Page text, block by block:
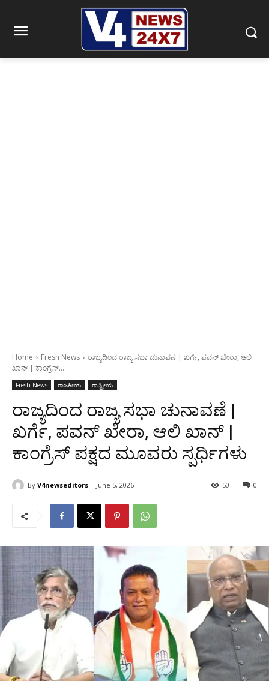
Home Fresh News
ರಾಜ್ಯದಿಂದ ರಾಜ್ಯ ಸಭಾ ಚುನಾವಣೆ | ಖರ್ಗೆ, ಪವನ್ ಖೇರಾ, ಆಲಿ
ಖಾನ್ | ಕಾಂಗ್ರೆಸ್...
Fresh News ರಾಜಕೀಯ ರಾಷ್ಟ್ರೀಯ
ರಾಜ್ಯದಿಂದ ರಾಜ್ಯ ಸಭಾ ಚುನಾವಣೆ |
ಖರ್ಗೆ, ಪವನ್ ಖೇರಾ, ಆಲಿ ಖಾನ್ |
ಕಾಂಗ್ರೆಸ್ ಪಕ್ಷದ ಮೂವರು ಸ್ಪರ್ಧಿಗಳು
By V4newseditors June 5, 2026 0
50